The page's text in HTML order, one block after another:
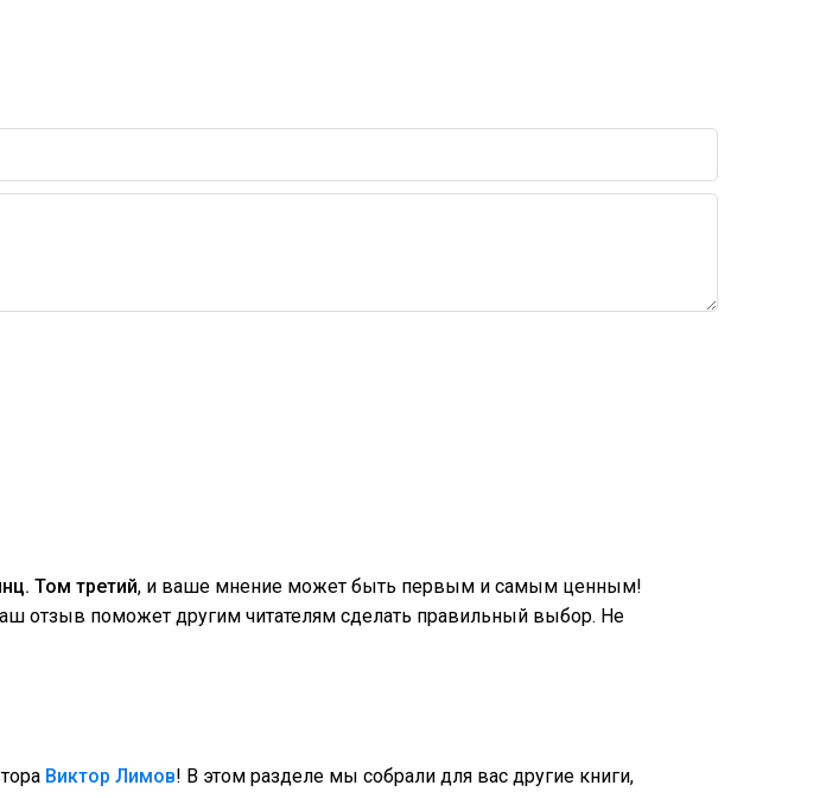
Том третий, и ваше мнение может быть первым и самым ценным!
отзыв поможет другим читателям сделать правильный выбор. Не
Виктор Лимов! В этом разделе мы собрали для вас другие книги,